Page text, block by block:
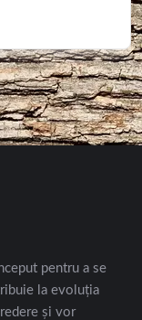
pentru a se
la evoluția
și vor